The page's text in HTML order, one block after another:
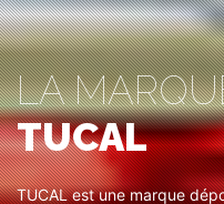
LA
TUCAL
TUCAL est une marque